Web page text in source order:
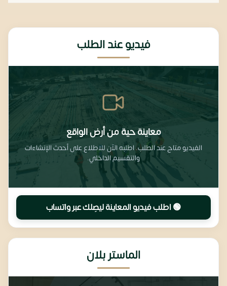
فيديو عند الطلب
معاينة حية من أرض الواقع
الفيديو متاح عند الطلب. اطلبه الآن للاطلاع على أحدث الإنشاءات
والتقسيم الداخلي.
🟢 اطلب فيديو المعاينة ليصِلك عبر واتساب
الماستر بلان